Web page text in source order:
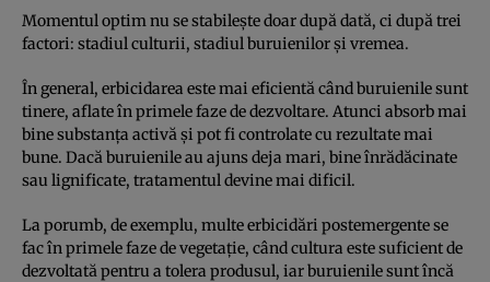
Momentul optim nu se stabilește doar după dată, ci după trei
factori: stadiul culturii, stadiul buruienilor și vremea.
În general, erbicidarea este mai eficientă când buruienile sunt
tinere, aflate în primele faze de dezvoltare. Atunci absorb mai
bine substanța activă și pot fi controlate cu rezultate mai
bune. Dacă buruienile au ajuns deja mari, bine înrădăcinate
sau lignificate, tratamentul devine mai dificil.
La porumb, de exemplu, multe erbicidări postemergente se
fac în primele faze de vegetație, când cultura este suficient de
dezvoltată pentru a tolera produsul, iar buruienile sunt încă